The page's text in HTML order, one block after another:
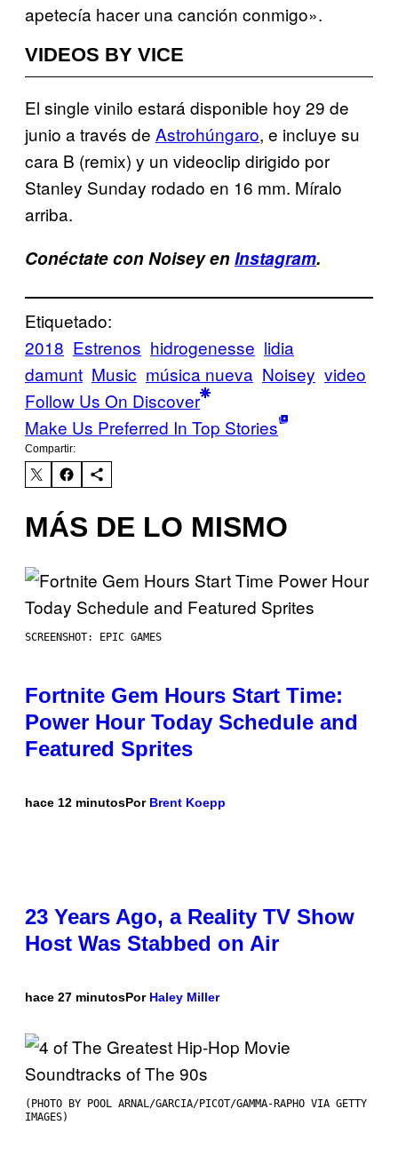
apetecía hacer una canción conmigo».
VIDEOS BY VICE
El single vinilo estará disponible hoy 29 de
junio a través de Astrohúngaro, e incluye su
cara B (remix) y un videoclip dirigido por
Stanley Sunday rodado en 16 mm. Míralo
arriba.
Conéctate con Noisey enInstagram.
Etiquetado:
2018 Estrenos hidrogenesse lidia
damunt Music música nueva Noisey video
Follow Us On Discover
Make Us Preferred In Top Stories
Compartir:
MÁS DE LO MISMO
SCREENSHOT: EPIC GAMES
Fortnite Gem Hours Start Time:
Power Hour Today Schedule and
Featured Sprites
hace 12 minutosPor Brent Koepp
23 Years Ago, a Reality TV Show
Host Was Stabbed on Air
hace 27 minutosPor Haley Miller
(PHOTO BY POOL ARNAL/GARCIA/PICOT/GAMMA-RAPHO VIA GETTY
IMAGES)